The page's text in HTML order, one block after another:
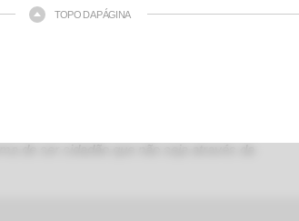
TOPO DA PÁGINA
de ser cidadão que não seja através da